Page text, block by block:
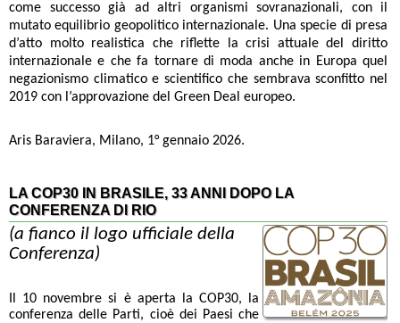
come successo già ad altri organismi sovranazionali, con il
mutato equilibrio geopolitico internazionale. Una specie di presa
d’atto molto realistica che riflette la crisi attuale del diritto
internazionale e che fa tornare di moda anche in Europa quel
negazionismo climatico e scientifico che sembrava sconfitto nel
2019 con l’approvazione del Green Deal europeo.
Aris Baraviera, Milano, 1° gennaio 2026.
LA COP30 IN BRASILE, 33 ANNI DOPO LA
CONFERENZA DI RIO
(a fianco il logo ufficiale della
Conferenza)
Il 10 novembre si è aperta la COP30, la
conferenza delle Parti, cioè dei Paesi che